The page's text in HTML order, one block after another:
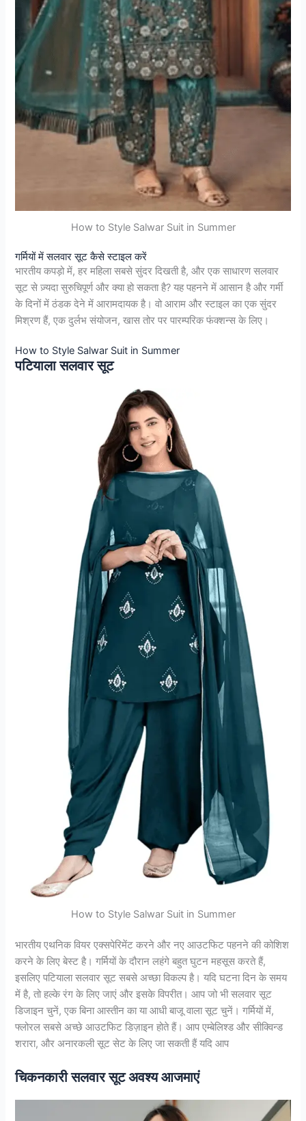
How to Style Salwar Suit in Summer
गर्मियों में सलवार सूट कैसे स्टाइल करें
भारतीय कपड़ो में, हर महिला सबसे सुंदर दिखती है, और एक साधारण सलवार
सूट से ज़्यदा सुरुचिपूर्ण और क्या हो सकता है? यह पहनने में आसान है और गर्मी
के दिनों में ठंडक देने में आरामदायक है। वो आराम और स्टाइल का एक सुंदर
मिश्रण हैं, एक दुर्लभ संयोजन, खास तोर पर पारम्परिक फंक्शन्स के लिए।
How to Style Salwar Suit in Summer
पटियाला सलवार सूट
How to Style Salwar Suit in Summer
भारतीय एथनिक वियर एक्सपेरिमेंट करने और नए आउटफिट पहनने की कोशिश
करने के लिए बेस्ट है। गर्मियों के दौरान लहंगे बहुत घुटन महसूस करते हैं,
इसलिए पटियाला सलवार सूट सबसे अच्छा विकल्प है। यदि घटना दिन के समय
में है, तो हल्के रंग के लिए जाएं और इसके विपरीत। आप जो भी सलवार सूट
डिजाइन चुनें, एक बिना आस्तीन का या आधी बाजू वाला सूट चुनें। गर्मियों में,
फ्लोरल सबसे अच्छे आउटफिट डिज़ाइन होते हैं। आप एम्बेलिश्ड और सीक्विन्ड
शरारा, और अनारकली सूट सेट के लिए जा सकती हैं यदि आप
चिकनकारी सलवार सूट अवश्य आजमाएं